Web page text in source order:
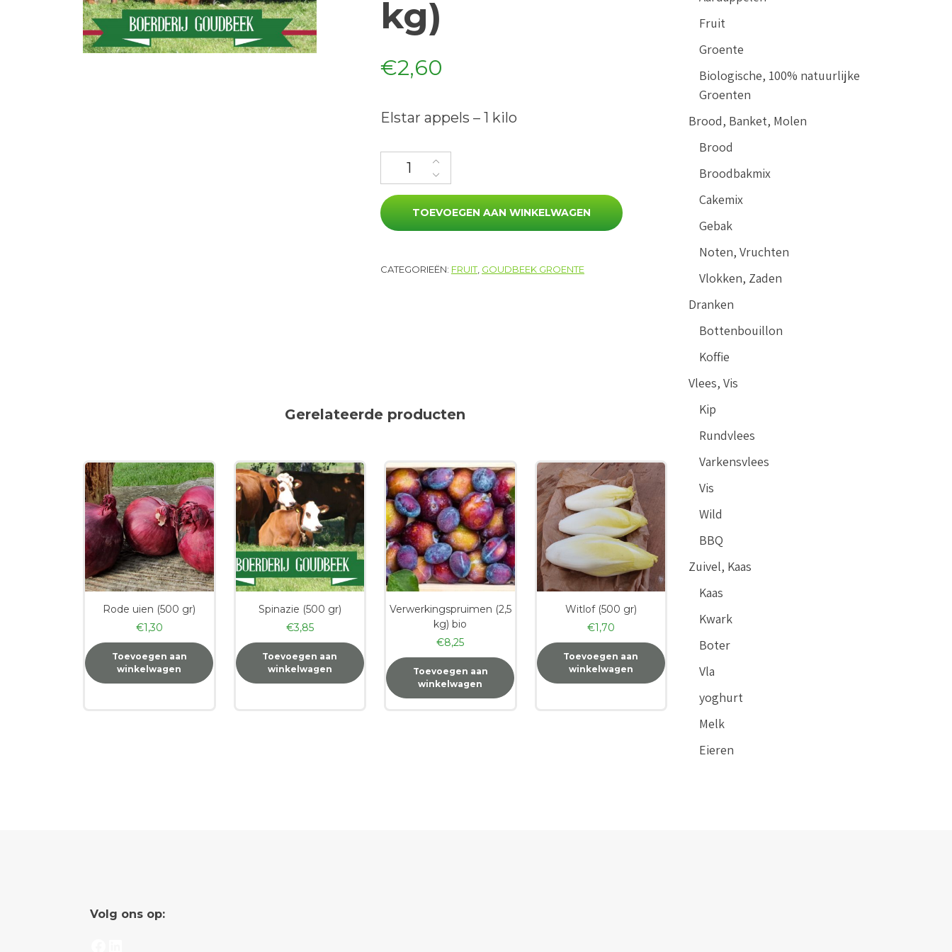
kg)
€2,60
Elstar appels – 1 kilo
Elstar appels (1 kg) aantal
TOEVOEGEN AAN WINKELWAGEN
CATEGORIEËN: FRUIT, GOUDBEEK GROENTE
Gerelateerde producten
Rode uien (500 gr)
€1,30
Toevoegen aan
winkelwagen
Spinazie (500 gr)
€3,85
Toevoegen aan
winkelwagen
Verwerkingspruimen (2,5
kg) bio
€8,25
Toevoegen aan
winkelwagen
Witlof (500 gr)
€1,70
Toevoegen aan
winkelwagen
Fruit
Groente
Biologische, 100% natuurlijke
Groenten
Brood, Banket, Molen
Brood
Broodbakmix
Cakemix
Gebak
Noten, Vruchten
Vlokken, Zaden
Dranken
Bottenbouillon
Koffie
Vlees, Vis
Kip
Rundvlees
Varkensvlees
Vis
Wild
BBQ
Zuivel, Kaas
Kaas
Kwark
Boter
Vla
yoghurt
Melk
Eieren
Volg ons op: